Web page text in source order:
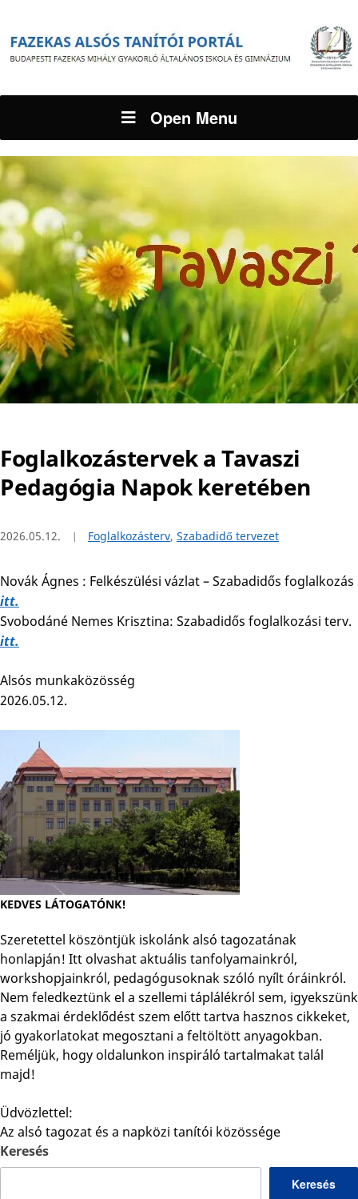
Open Menu
KEDVES LÁTOGATÓNK!
Szeretettel köszöntjük iskolánk alsó tagozatának
honlapján! Itt olvashat aktuális tanfolyamainkról,
workshopjainkról, pedagógusoknak szóló nyílt óráinkról.
Nem feledkeztünk el a szellemi táplálékról sem, igyekszünk
a szakmai érdeklődést szem előtt tartva hasznos cikkeket,
jó gyakorlatokat megosztani a feltöltött anyagokban.
Reméljük, hogy oldalunkon inspiráló tartalmakat talál
majd!
Üdvözlettel:
Az alsó tagozat és a napközi tanítói közössége
Keresés
Keresés
Foglalkozástervek a Tavaszi
Pedagógia Napok keretében
2026.05.12. Foglalkozásterv, Szabadidő tervezet
Novák Ágnes : Felkészülési vázlat – Szabadidős foglalkozás
itt.
Svobodáné Nemes Krisztina: Szabadidős foglalkozási terv.
itt.
Alsós munkaközösség
2026.05.12.